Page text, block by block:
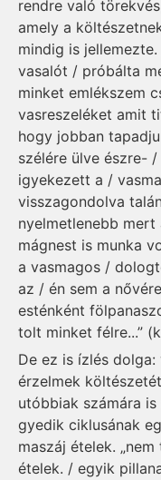
rendre való
amely a
mindig is
vasalót / próbálta
minket emlékszem
vasreszeléket amit
hogy jobban
szélére ülve észre-
igyekezett a /
visszagondolva
nyelmetlenebb
mágnest is munka
a vasmagos /
az / én sem a
esténként
tolt minket félre...”
De ez is ízlés
érzelmek
utóbbiak számára
gyedik ciklusának
maszáj ételek.
ételek. / egyik